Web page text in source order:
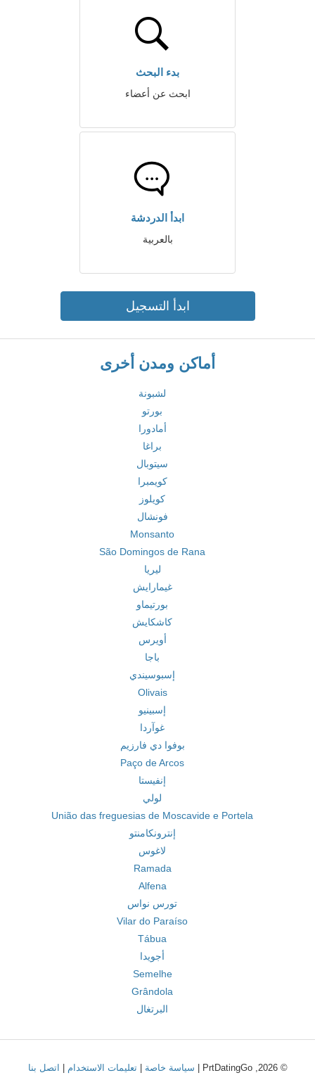
بدء البحث
ابحث عن أعضاء
ابدأ الدردشة
بالعربية
ابدأ التسجيل
أماكن ومدن أخرى
لشبونة
بورتو
أمادورا
براغا
سيتوبال
كويمبرا
كويلوز
فونشال
Monsanto
São Domingos de Rana
ليريا
غيمارايش
بورتيماو
كاشكايش
أويرس
باجا
إسبوسيندي
Olivais
إسبينيو
غوآردا
بوفوا دي فارزيم
Paço de Arcos
إنفيستا
لولي
União das freguesias de Moscavide e Portela
إنترونكامنتو
لاغوس
Ramada
Alfena
تورس نواس
Vilar do Paraíso
Tábua
أجويدا
Semelhe
Grândola
البرتغال
© 2026, PrtDatingGo | سياسة خاصة |تعليمات الاستخدام اتصل بنا